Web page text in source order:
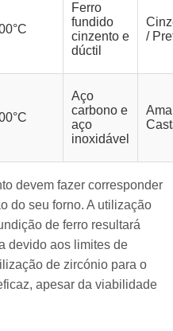
Ferro
fundido
cinzento e
dúctil
/
Aço
carbono e
aço
inoxidável
devem fazer corresponder
do seu forno. A utilização
de ferro resultará
devido aos limites de
de zircónio para o
apesar da viabilidade